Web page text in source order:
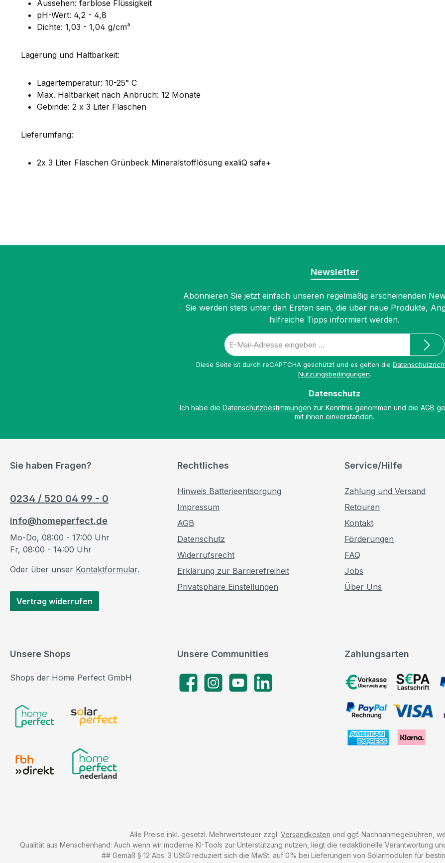
Aussehen: farblose Flüssigkeit
pH-Wert: 4,2 - 4,8
Dichte: 1,03 - 1,04 g/cm³
Lagerung und Haltbarkeit:
Lagertemperatur: 10-25° C
Max. Haltbarkeit nach Anbruch: 12 Monate
Gebinde: 2 x 3 Liter Flaschen
Lieferumfang:
2x 3 Liter Flaschen Grünbeck Mineralstofflösung exaliQ safe+
Newsletter
Abonnieren Sie jetzt einfach unseren regelmäßig erscheinenden
Sie werden stets unter den Ersten sein, die über neue Produkte,
hilfreiche Tipps informiert werden.
E-
Mail-
Diese Seite ist durch reCAPTCHA geschützt und es gelten die
Nutzungsbedingungen.
Datenschutz
Ich habe die Datenschutzbestimmungen zur Kenntnis genommen und die AGB
mit ihnen einverstanden.
Sie haben Fragen?
0234 / 520 04 99 - 0
info@homeperfect.de
Mo-Do, 08:00 - 17:00 Uhr
Fr, 08:00 - 14:00 Uhr
Oder über unser Kontaktformular.
Vertrag widerrufen
Rechtliches
Hinweis Batterieentsorgung
Impressum
AGB
Datenschutz
Widerrufsrecht
Erklärung zur Barrierefreiheit
Privatsphäre Einstellungen
Service/Hilfe
Zahlung und Versand
Retouren
Kontakt
Förderungen
FAQ
Jobs
Über Uns
Zahlungsarten
Vorkasse, SEPA-
PayPal Rechnung, VISA,
Unsere Communities
FacebookInstagramYouTubeLinkedIn
Unsere Shops
Shops der Home Perfect GmbH
Alle Preise inkl. gesetzl. Mehrwertsteuer zzgl. Versandkosten und ggf. Nachnahmegebühren,
Qualität aus Menschenhand: Auch wenn wir moderne KI-Tools zur Unterstützung nutzen, liegt die redaktionelle Verantwortung
## Gemäß § 12 Abs. 3 UStG reduziert sich die MwSt. auf 0% bei Lieferungen von Solarmodulen für